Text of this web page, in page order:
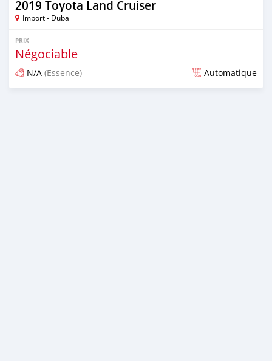
2019 Toyota Land Cruiser
Import - Dubai
PRIX
Négociable
N/A (Essence) Automatique